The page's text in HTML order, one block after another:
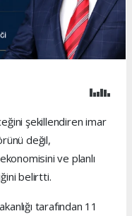
şekillendiren imar
değil,
ve planlı
belirtti.
tarafından 11